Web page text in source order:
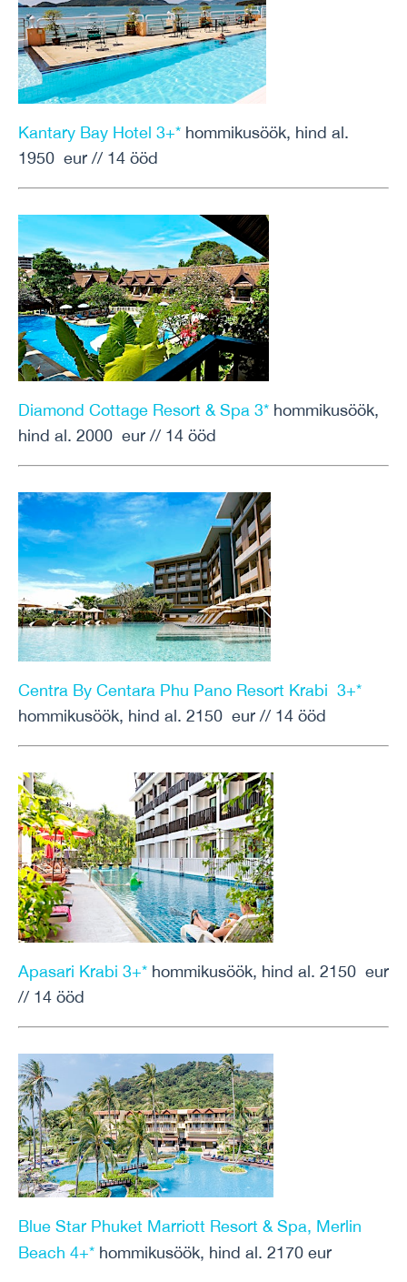
Kantary Bay Hotel 3+* hommikusöök, hind al.
1950 eur // 14 ööd
Diamond Cottage Resort & Spa 3* hommikusöök,
hind al. 2000 eur // 14 ööd
Centra By Centara Phu Pano Resort Krabi 3+*
hommikusöök, hind al. 2150 eur // 14 ööd
Apasari Krabi 3+* hommikusöök, hind al. 2150 eur
// 14 ööd
Blue Star Phuket Marriott Resort & Spa, Merlin
Beach 4+* hommikusöök, hind al. 2170 eur